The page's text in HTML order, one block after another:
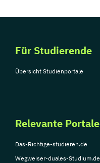
Für Studierende
Übersicht Studienportale
Relevante Portale
Das-Richtige-studieren.de
Wegweiser-duales-Studium.de